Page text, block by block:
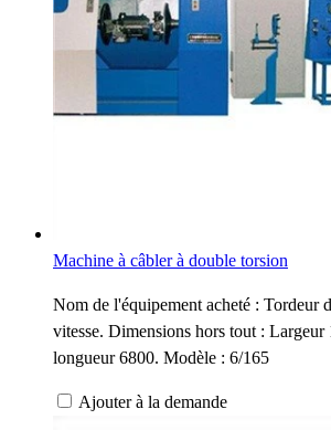
Machine à câbler à double torsion
Nom de l'équipement acheté : Tordeur
vitesse. Dimensions hors tout :
longueur 6800. Modèle : 6/165
Ajouter à la demande